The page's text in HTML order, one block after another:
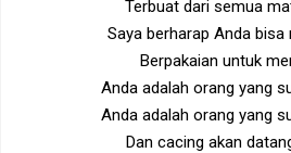
Terbuat dari semua
Saya berharap Anda bisa
Berpakaian untuk
Anda adalah orang yang
Anda adalah orang yang
Dan cacing akan